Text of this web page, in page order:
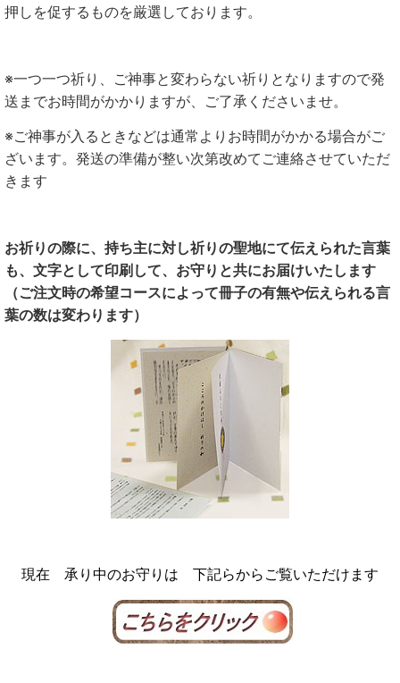
押しを促するものを厳選しております。
※一つ一つ祈り、ご神事と変わらない祈りとなりますので発
送までお時間がかかりますが、ご了承くださいませ。
※ご神事が入るときなどは通常よりお時間がかかる場合がご
ざいます。発送の準備が整い次第改めてご連絡させていただ
きます
お祈りの際に、持ち主に対し祈りの聖地にて伝えられた言葉
も、文字として印刷して、お守りと共にお届けいたします
（ご注文時の希望コースによって冊子の有無や伝えられる言
葉の数は変わります）
現在 承り中のお守りは 下記らからご覧いただけます